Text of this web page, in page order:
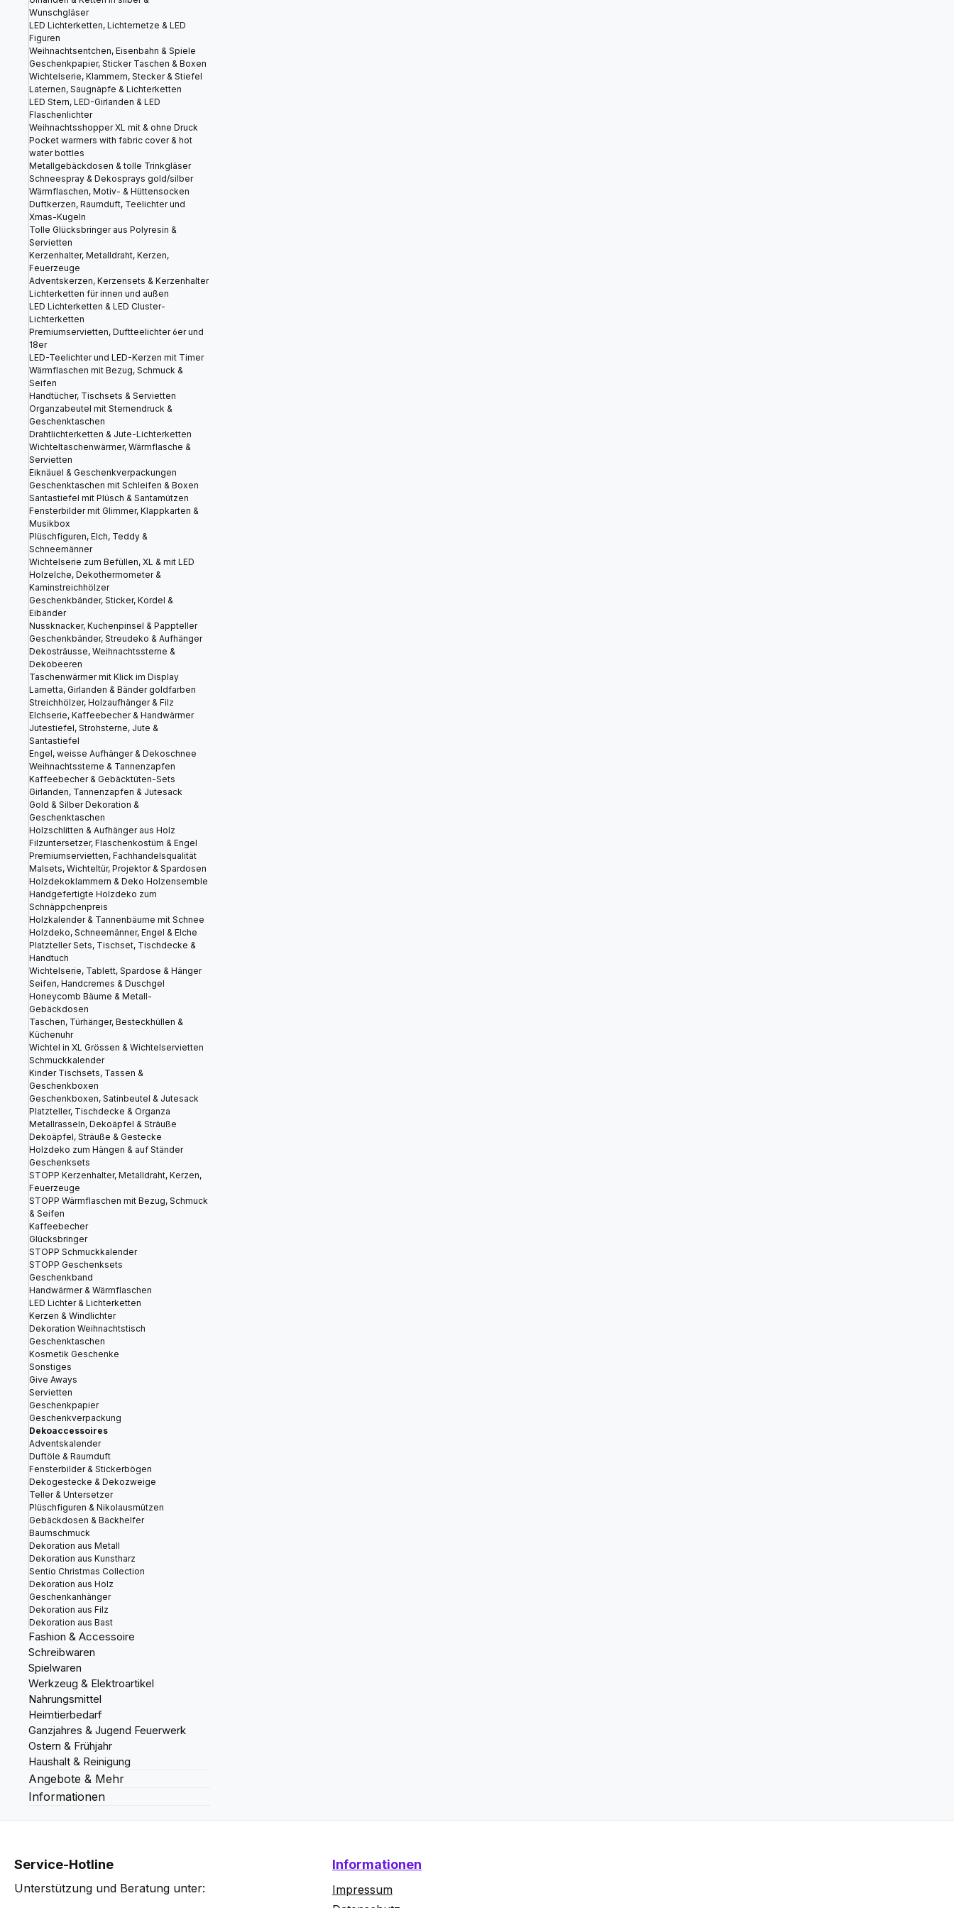
Wunschgläser
LED Lichterketten, Lichternetze & LED
Figuren
Weihnachtsentchen, Eisenbahn & Spiele
Geschenkpapier, Sticker Taschen & Boxen
Wichtelserie, Klammern, Stecker & Stiefel
Laternen, Saugnäpfe & Lichterketten
LED Stern, LED-Girlanden & LED
Flaschenlichter
Weihnachtsshopper XL mit & ohne Druck
Pocket warmers with fabric cover & hot
water bottles
Metallgebäckdosen & tolle Trinkgläser
Schneespray & Dekosprays gold/silber
Wärmflaschen, Motiv- & Hüttensocken
Duftkerzen, Raumduft, Teelichter und
Xmas-Kugeln
Tolle Glücksbringer aus Polyresin &
Servietten
Kerzenhalter, Metalldraht, Kerzen,
Feuerzeuge
Adventskerzen, Kerzensets & Kerzenhalter
Lichterketten für innen und außen
LED Lichterketten & LED Cluster-
Lichterketten
Premiumservietten, Duftteelichter 6er und
18er
LED-Teelichter und LED-Kerzen mit Timer
Wärmflaschen mit Bezug, Schmuck &
Seifen
Handtücher, Tischsets & Servietten
Organzabeutel mit Sternendruck &
Geschenktaschen
Drahtlichterketten & Jute-Lichterketten
Wichteltaschenwärmer, Wärmflasche &
Servietten
Eiknäuel & Geschenkverpackungen
Geschenktaschen mit Schleifen & Boxen
Santastiefel mit Plüsch & Santamützen
Fensterbilder mit Glimmer, Klappkarten &
Musikbox
Plüschfiguren, Elch, Teddy &
Schneemänner
Wichtelserie zum Befüllen, XL & mit LED
Holzelche, Dekothermometer &
Kaminstreichhölzer
Geschenkbänder, Sticker, Kordel &
Eibänder
Nussknacker, Kuchenpinsel & Pappteller
Geschenkbänder, Streudeko & Aufhänger
Dekosträusse, Weihnachtssterne &
Dekobeeren
Taschenwärmer mit Klick im Display
Lametta, Girlanden & Bänder goldfarben
Streichhölzer, Holzaufhänger & Filz
Elchserie, Kaffeebecher & Handwärmer
Jutestiefel, Strohsterne, Jute &
Santastiefel
Engel, weisse Aufhänger & Dekoschnee
Weihnachtssterne & Tannenzapfen
Kaffeebecher & Gebäcktüten-Sets
Girlanden, Tannenzapfen & Jutesack
Gold & Silber Dekoration &
Geschenktaschen
Holzschlitten & Aufhänger aus Holz
Filzuntersetzer, Flaschenkostüm & Engel
Premiumservietten, Fachhandelsqualität
Malsets, Wichteltür, Projektor & Spardosen
Holzdekoklammern & Deko Holzensemble
Handgefertigte Holzdeko zum
Schnäppchenpreis
Holzkalender & Tannenbäume mit Schnee
Holzdeko, Schneemänner, Engel & Elche
Platzteller Sets, Tischset, Tischdecke &
Handtuch
Wichtelserie, Tablett, Spardose & Hänger
Seifen, Handcremes & Duschgel
Honeycomb Bäume & Metall-
Gebäckdosen
Taschen, Türhänger, Besteckhüllen &
Küchenuhr
Wichtel in XL Grössen & Wichtelservietten
Schmuckkalender
Kinder Tischsets, Tassen &
Geschenkboxen
Geschenkboxen, Satinbeutel & Jutesack
Platzteller, Tischdecke & Organza
Metallrasseln, Dekoäpfel & Sträuße
Dekoäpfel, Sträuße & Gestecke
Holzdeko zum Hängen & auf Ständer
Geschenksets
STOPP Kerzenhalter, Metalldraht, Kerzen,
Feuerzeuge
STOPP Wärmflaschen mit Bezug, Schmuck
& Seifen
Kaffeebecher
Glücksbringer
STOPP Schmuckkalender
STOPP Geschenksets
Geschenkband
Handwärmer & Wärmflaschen
LED Lichter & Lichterketten
Kerzen & Windlichter
Dekoration Weihnachtstisch
Geschenktaschen
Kosmetik Geschenke
Sonstiges
Give Aways
Servietten
Geschenkpapier
Geschenkverpackung
Dekoaccessoires
Adventskalender
Duftöle & Raumduft
Fensterbilder & Stickerbögen
Dekogestecke & Dekozweige
Teller & Untersetzer
Plüschfiguren & Nikolausmützen
Gebäckdosen & Backhelfer
Baumschmuck
Dekoration aus Metall
Dekoration aus Kunstharz
Sentio Christmas Collection
Dekoration aus Holz
Geschenkanhänger
Dekoration aus Filz
Dekoration aus Bast
Fashion & Accessoire
Schreibwaren
Spielwaren
Werkzeug & Elektroartikel
Nahrungsmittel
Heimtierbedarf
Ganzjahres & Jugend Feuerwerk
Ostern & Frühjahr
Haushalt & Reinigung
Angebote & Mehr
Informationen
Service-Hotline
Unterstützung und Beratung unter:
Informationen
Impressum